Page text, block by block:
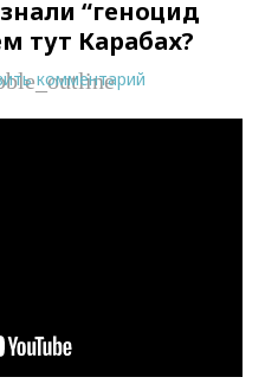
“геноцид
тут Карабах?
комментарий